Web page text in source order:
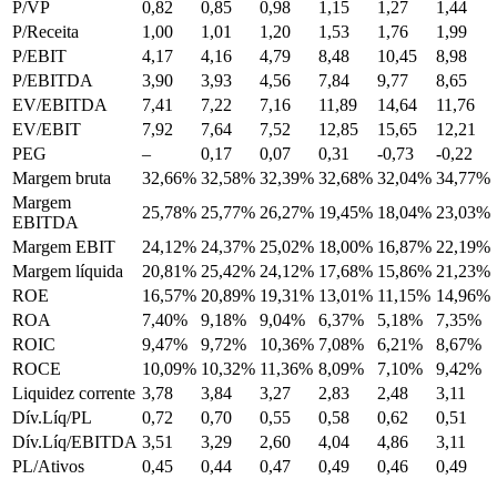
P/VP
0,82 0,85 0,98 1,15 1,27
1,44
P/Receita
1,00 1,01 1,20 1,53 1,76
1,99
P/EBIT
4,17 4,16 4,79 8,48 10,45
8,98
P/EBITDA
3,90 3,93 4,56 7,84 9,77
8,65
EV/EBITDA
7,41 7,22 7,16 11,89 14,64
11,76
EV/EBIT
7,92 7,64 7,52 12,85 15,65
12,21
PEG
– 0,17 0,07 0,31 -0,73
-0,22
Margem bruta
32,66% 32,58% 32,39% 32,68% 32,04% 34,77%
Margem
EBITDA
25,78% 25,77% 26,27% 19,45% 18,04% 23,03%
Margem EBIT
24,12% 24,37% 25,02% 18,00% 16,87% 22,19%
Margem líquida
20,81% 25,42% 24,12% 17,68% 15,86% 21,23%
ROE
16,57% 20,89% 19,31% 13,01% 11,15% 14,96%
ROA
7,40% 9,18% 9,04% 6,37% 5,18%
7,35%
ROIC
9,47% 9,72% 10,36% 7,08% 6,21%
8,67%
ROCE
10,09% 10,32% 11,36% 8,09% 7,10%
9,42%
Liquidez corrente 3,78 3,84 3,27 2,83 2,48
3,11
Dív.Líq/PL
0,72 0,70 0,55 0,58 0,62
0,51
Dív.Líq/EBITDA 3,51 3,29 2,60 4,04 4,86
3,11
PL/Ativos
0,45 0,44 0,47 0,49 0,46
0,49